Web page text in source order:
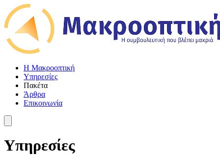
Η Μακροοπτική
Υπηρεσίες
Πακέτα
Άρθρα
Επικοινωνία
Υπηρεσίες